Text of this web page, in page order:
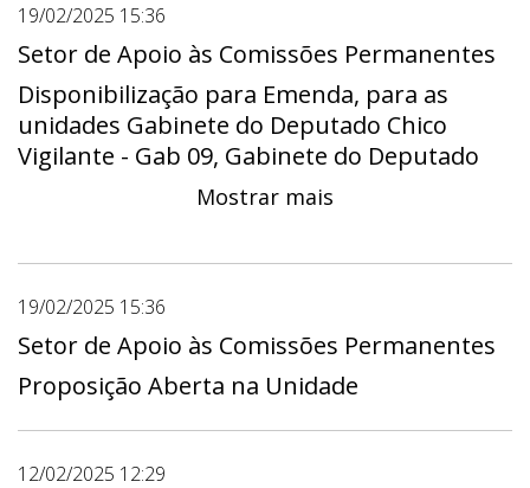
19/02/2025 15:36
Setor de Apoio às Comissões Permanentes
Disponibilização para Emenda, para as
unidades Gabinete do Deputado Chico
Vigilante - Gab 09, Gabinete do Deputado
Daniel Donizet - Gab 15, Gabinete do
Gabinete do Deputado Iolando - Gab 21,
Gabinete da Deputada Jaqueline Silva - Gab
03, Gabinete do Deputado João Cardoso
Professor Auditor - Gab 06, Gabinete do
Deputado Jorge Vianna - Gab 01, Gabinete
do Deputado Martins Machado - Gab 10,
Mostrar mais
19/02/2025 15:36
Setor de Apoio às Comissões Permanentes
Proposição Aberta na Unidade
12/02/2025 12:29